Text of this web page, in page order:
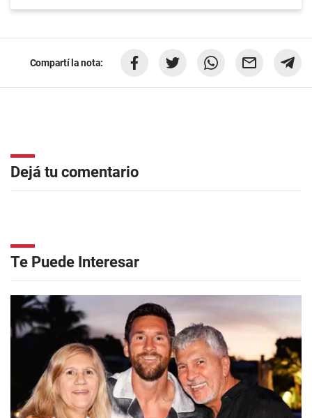
Compartí la nota:
Dejá tu comentario
Te Puede Interesar